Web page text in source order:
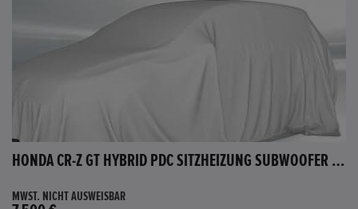
HONDA CR-Z GT HYBRID PDC SITZHEIZUNG SUBWOOFER BLUETOOTH
MWST. NICHT AUSWEISBAR